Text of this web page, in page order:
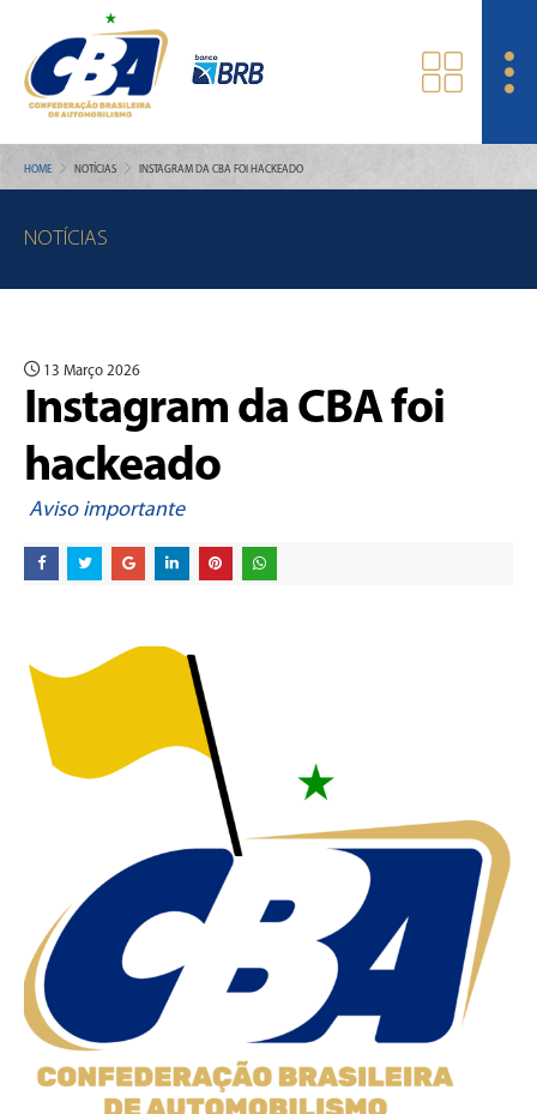
HOME NOTÍCIAS INSTAGRAM DA CBA FOI HACKEADO
NOTÍCIAS
13 Março 2026
Instagram da CBA foi
hackeado
Aviso importante